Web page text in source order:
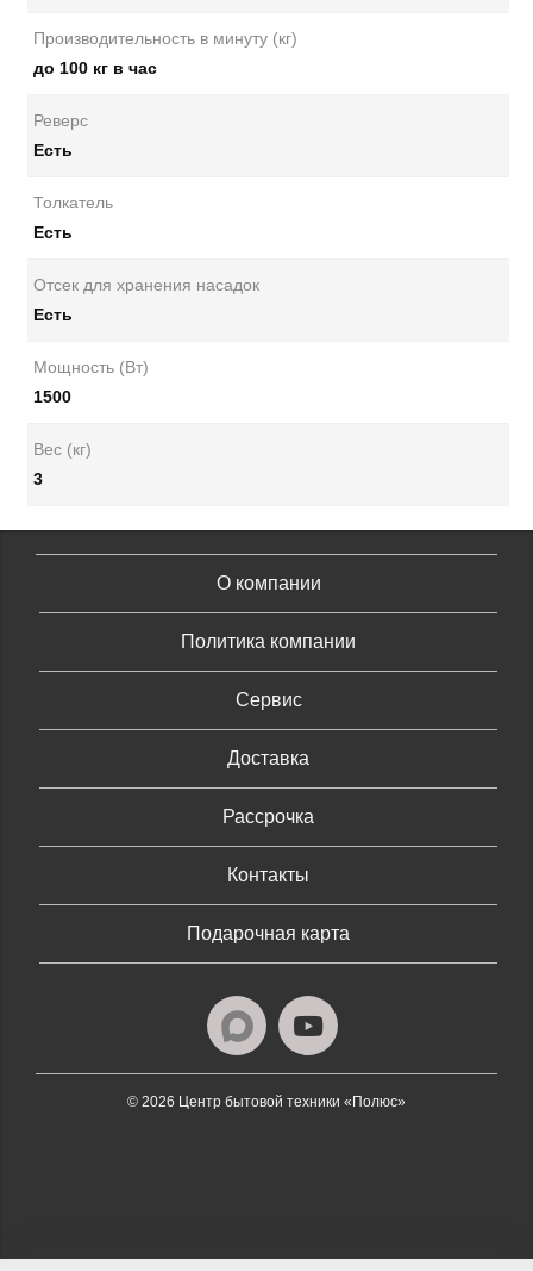
Производительность в минуту (кг)
до 100 кг в час
Реверс
Есть
Толкатель
Есть
Отсек для хранения насадок
Есть
Мощность (Вт)
1500
Вес (кг)
3
О компании
Политика компании
Сервис
Доставка
Рассрочка
Контакты
Подарочная карта
© 2026 Центр бытовой техники «Полюс»